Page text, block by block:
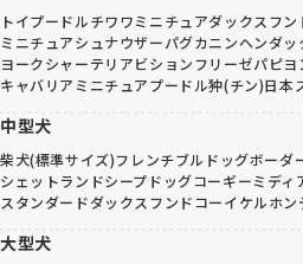
トイプードルチワワミニチュアダックスフン
ミニチュアシュナウザーパグカニンヘンダッ
ヨークシャーテリアビションフリーゼパピヨ
キャバリア ミニチュアプードル狆(チン)日本
中型犬
柴犬(標準サイズ)フレンチブルドッグボーダ
シェットランドシープドッグコーギーミディ
スタンダードダックスフンドコーイケルホン
大型犬